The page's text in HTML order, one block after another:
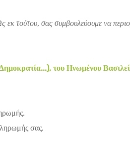
τούτου, σας συμβουλεύουμε να
του Ηνωμένου
σας.